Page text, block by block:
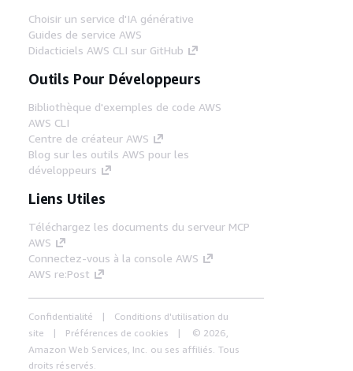
Choisir un service d'IA générative
Guides de service AWS
Didacticiels AWS CLI sur GitHub
Outils Pour Développeurs
Bibliothèque d'exemples de code AWS
AWS CLI
Centre de créateur AWS
Blog sur les outils AWS pour les
développeurs
Liens Utiles
Téléchargez les documents du serveur MCP
AWS
Connectez-vous à la console AWS
AWS re:Post
Confidentialité
Conditions d'utilisation du
site
Préférences de cookies
© 2026,
Amazon Web Services, Inc. ou ses affiliés. Tous
droits réservés.